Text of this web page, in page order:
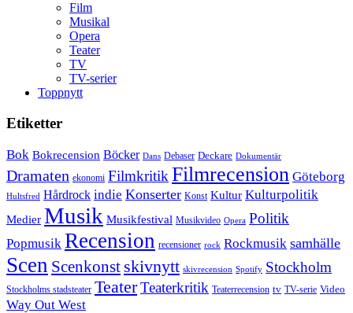
Film
Musikal
Opera
Teater
TV
TV-serier
Toppnytt
Etiketter
Bok Bokrecension Böcker Dans Debaser Deckare Dokumentär
Dramaten ekonomi Filmkritik Filmrecension Göteborg
Hultsfred Hårdrock indie Konserter Konst Kultur Kulturpolitik
Medier Musik Musikfestival Musikvideo Opera Politik
Popmusik Recension recensioner rock Rockmusik samhälle
Scen Scenkonst skivnytt skivrecension Spotify Stockholm
Stockholms stadsteater TeaterTeaterkritik Teaterrecension tv TV-serie Video
Way Out West